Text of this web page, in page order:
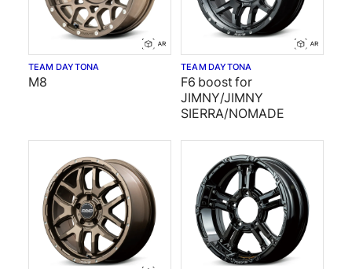
TEAM DAYTONA
M8
TEAM DAYTONA
F6 boost for
JIMNY/JIMNY
SIERRA/NOMADE